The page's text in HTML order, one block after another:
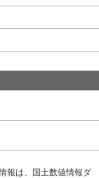
報は、国土数値情報ダ